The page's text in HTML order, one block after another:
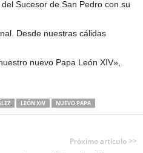
Sucesor de San Pedro con su
Desde nuestras cálidas
nuevo Papa León XIV»,
LEÓN XIV NUEVO PAPA
Próximo artículo >>